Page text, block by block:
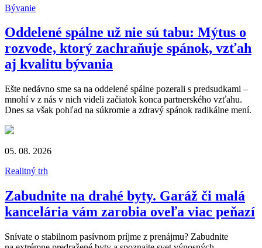
Bývanie
Oddelené spálne už nie sú tabu: Mýtus o
rozvode, ktorý zachraňuje spánok, vzťah
aj kvalitu bývania
Ešte nedávno sme sa na oddelené spálne pozerali s predsudkami –
mnohí v z nás v nich videli začiatok konca partnerského vzťahu.
Dnes sa však pohľad na súkromie a zdravý spánok radikálne mení.
05. 08. 2026
Realitný trh
Zabudnite na drahé byty. Garáž či malá
kancelária vám zarobia oveľa viac peňazí
Snívate o stabilnom pasívnom príjme z prenájmu? Zabudnite